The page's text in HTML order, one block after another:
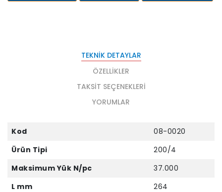
TEKNIK DETAYLAR
ÖZELLIKLER
TAKSIT SEÇENEKLERI
YORUMLAR
Kod
08-0020
Ürün Tipi
200/4
Maksimum Yük N/pc
37.000
L mm
264